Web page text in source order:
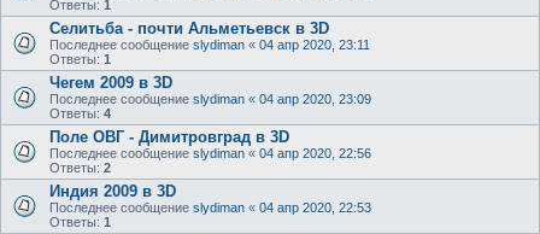
Ответы: 1
Селитьба - почти Альметьевск в 3D
Последнее сообщение slydiman « 04 апр 2020, 23:11
Ответы: 1
Чегем 2009 в 3D
Последнее сообщение slydiman « 04 апр 2020, 23:09
Ответы: 4
Поле ОВГ - Димитровград в 3D
Последнее сообщение slydiman « 04 апр 2020, 22:56
Ответы: 2
Индия 2009 в 3D
Последнее сообщение slydiman « 04 апр 2020, 22:53
Ответы: 1